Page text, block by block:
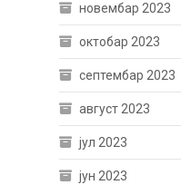
новембар 2023
октобар 2023
септембар 2023
август 2023
јул 2023
јун 2023